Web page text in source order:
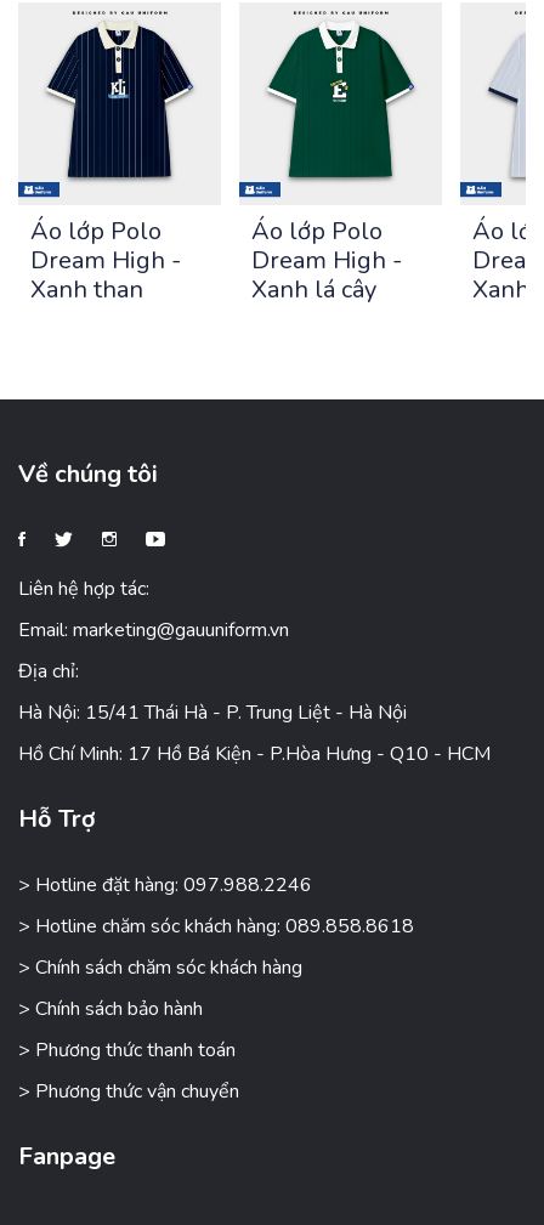
Áo lớp Polo
Dream High -
Xanh than
Áo lớp Polo
Dream High -
Xanh lá cây
Áo
Xanh
Về chúng tôi
Liên hệ hợp tác:
Email: marketing@gauuniform.vn
Địa chỉ:
Hà Nội: 15/41 Thái Hà - P. Trung Liệt - Hà Nội
Hồ Chí Minh: 17 Hồ Bá Kiện - P.Hòa Hưng - Q10 - HCM
Hỗ Trợ
> Hotline đặt hàng: 097.988.2246
> Hotline chăm sóc khách hàng: 089.858.8618
> Chính sách chăm sóc khách hàng
> Chính sách bảo hành
> Phương thức thanh toán
> Phương thức vận chuyển
Fanpage